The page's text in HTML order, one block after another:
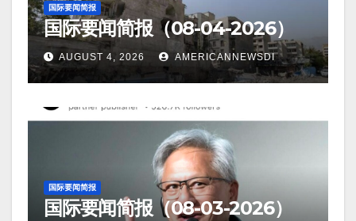
国际要闻简报
国际要闻简报（08-04-2026）
AUGUST 4, 2026 AMERICANNEWSDI
国际要闻简报
国际要闻简报（08-03-2026）